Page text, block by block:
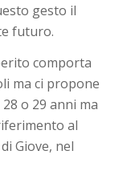
gesto il
futuro.
comporta
ma ci propone
o 29 anni ma
al
Giove, nel